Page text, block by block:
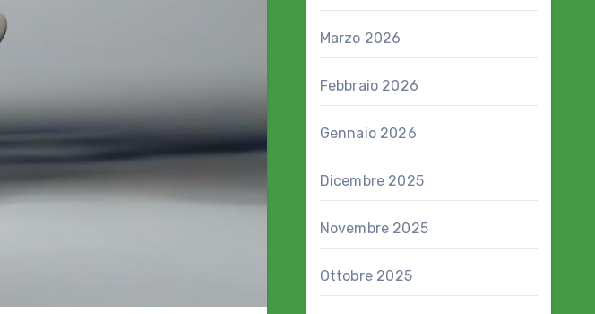
Marzo 2026
Febbraio 2026
Gennaio 2026
Dicembre 2025
Novembre 2025
Ottobre 2025